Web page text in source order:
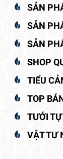
SẢN
SẢN
SẢN
SHOP
TIỂU
TOP
TƯỚI
VẬT TƯ